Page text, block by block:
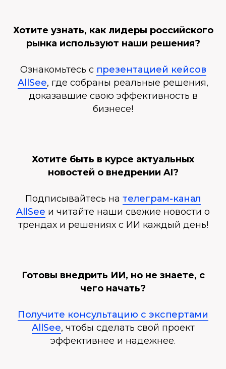
Хотите узнать, как лидеры российского
рынка используют наши решения?
Ознакомьтесь с презентацией кейсов
AllSee, где собраны реальные решения,
доказавшие свою эффективность в
бизнесе!
Хотите быть в курсе актуальных
новостей о внедрении AI?
Подписывайтесь на телеграм-канал
AllSee и читайте наши свежие новости о
трендах и решениях с ИИ каждый день!
Готовы внедрить ИИ, но не знаете, с
чего начать?
Получите консультацию с экспертами
AllSee, чтобы сделать свой проект
эффективнее и надежнее.